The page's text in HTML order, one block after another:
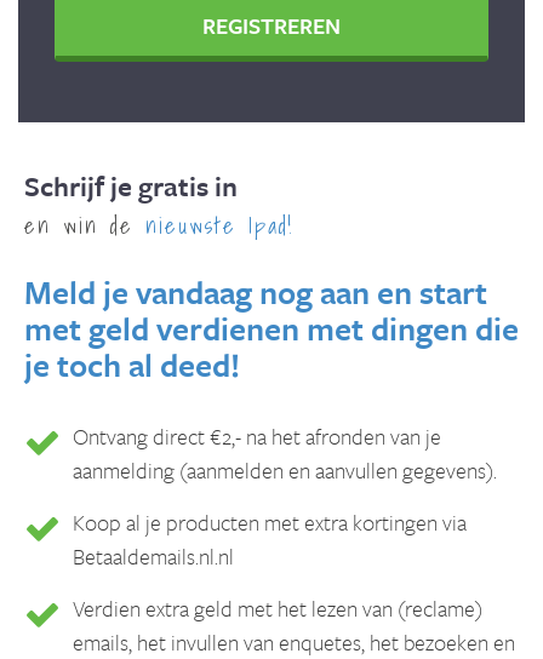
REGISTREREN
Schrijf je gratis in
en win de nieuwste Ipad!
Meld je vandaag nog aan en start
met geld verdienen met dingen die
je toch al deed!
Ontvang direct €2,- na het afronden van je
aanmelding (aanmelden en aanvullen gegevens).
Koop al je producten met extra kortingen via
Betaaldemails.nl.nl
Verdien extra geld met het lezen van (reclame)
emails, het invullen van enquetes, het bezoeken en